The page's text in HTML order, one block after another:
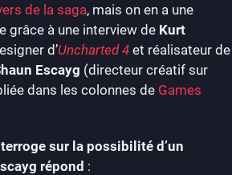
de la saga, mais on en a une
grâce à une interview de Kurt
d’Uncharted 4 et réalisateur de
Escayg (directeur créatif sur
dans les colonnes de Games
sur la possibilité d’un
répond :